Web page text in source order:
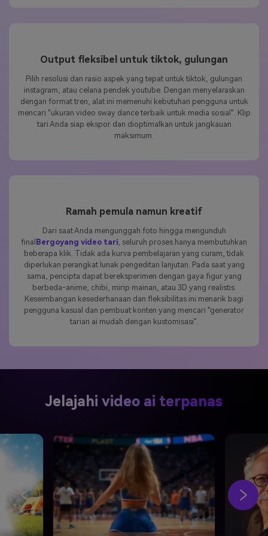
Output fleksibel untuk tiktok, gulungan
Pilih resolusi dan rasio aspek yang tepat untuk tiktok, gulungan
instagram, atau celana pendek youtube. Dengan menyelaraskan
dengan format tren, alat ini memenuhi kebutuhan pengguna untuk
mencari "ukuran video sway dance terbaik untuk media sosial". Klip
tari Anda siap ekspor dan dioptimalkan untuk jangkauan
Ramah pemula namun kreatif
Dari saat Anda mengunggah foto hingga mengunduh
finalBergoyang video tari, seluruh proses hanya membutuhkan
beberapa klik. Tidak ada kurva pembelajaran yang curam, tidak
diperlukan perangkat lunak pengeditan lanjutan. Pada saat yang
sama, pencipta dapat bereksperimen dengan gaya figur yang
berbeda-anime, chibi, mirip mainan, atau 3D yang realistis.
Keseimbangan kesederhanaan dan fleksibilitas ini menarik bagi
pengguna kasual dan pembuat konten yang mencari "generator